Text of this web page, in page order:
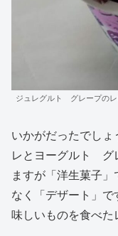
ジュレグルト グレープのレ
いかがだったでし
レとヨーグルト グ
ますが「洋生菓子
なく「デザート」
味しいものを食べた